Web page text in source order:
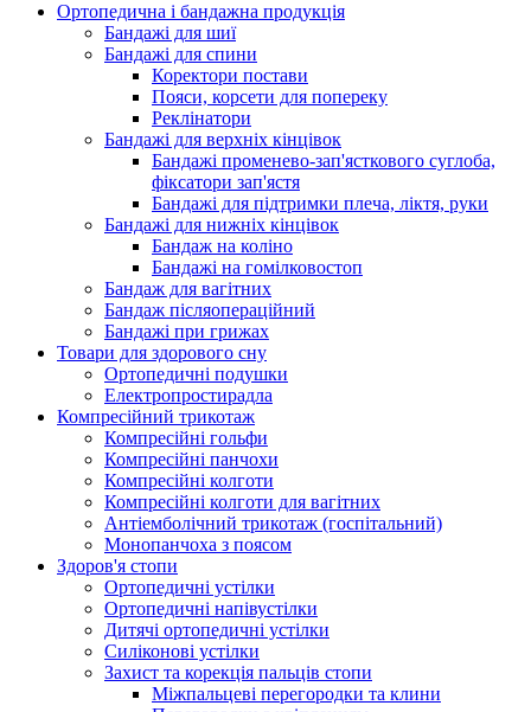
Ортопедична і бандажна продукція
Бандажі для шиї
Бандажі для спини
Коректори постави
Пояси, корсети для попереку
Реклінатори
Бандажі для верхніх кінцівок
Бандажі променево-зап'ясткового суглоба,
фіксатори зап'ястя
Бандажі для підтримки плеча, ліктя, руки
Бандажі для нижніх кінцівок
Бандаж на коліно
Бандажі на гомілковостоп
Бандаж для вагітних
Бандаж післяопераційний
Бандажі при грижах
Товари для здорового сну
Ортопедичні подушки
Електропростирадла
Компресійний трикотаж
Компресійні гольфи
Компресійні панчохи
Компресійні колготи
Компресійні колготи для вагітних
Антіемболічний трикотаж (госпітальний)
Монопанчоха з поясом
Здоров'я стопи
Ортопедичні устілки
Ортопедичні напівустілки
Дитячі ортопедичні устілки
Силіконові устілки
Захист та корекція пальців стопи
Міжпальцеві перегородки та клини